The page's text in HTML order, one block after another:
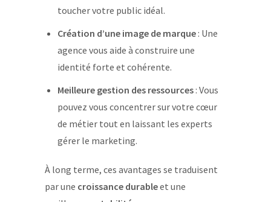
toucher votre public idéal.
Création d’une image de marque: Une
agence vous aide à construire une
identité forte et cohérente.
Meilleure gestion des ressources: Vous
pouvez vous concentrer sur votre cœur
de métier tout en laissant les experts
gérer le marketing.
À long terme, ces avantages se traduisent
par une croissance durableet une